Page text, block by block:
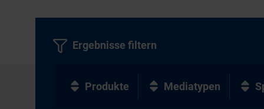
Ergebnisse filtern
Produkte Mediatypen